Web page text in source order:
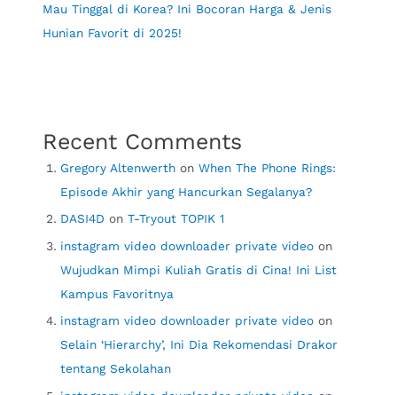
Mau Tinggal di Korea? Ini Bocoran Harga & Jenis
Hunian Favorit di 2025!
Recent Comments
Gregory Altenwerth onWhen The Phone Rings:
Episode Akhir yang Hancurkan Segalanya?
DASI4D onT-Tryout TOPIK 1
instagram video downloader private video on
Wujudkan Mimpi Kuliah Gratis di Cina! Ini List
Kampus Favoritnya
instagram video downloader private video on
Selain ‘Hierarchy’, Ini Dia Rekomendasi Drakor
tentang Sekolahan